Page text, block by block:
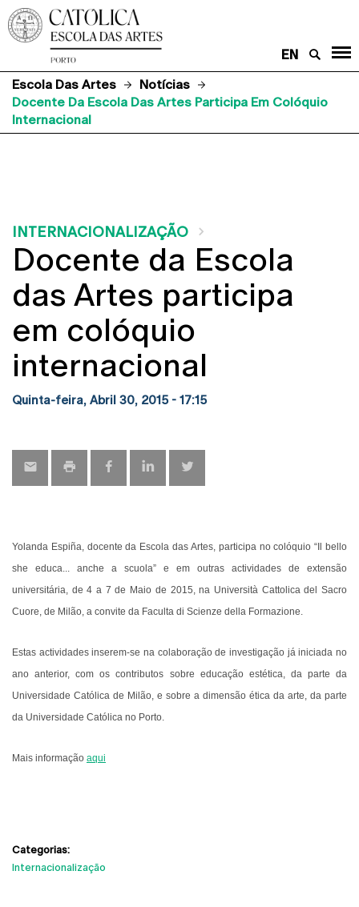
EN
Escola Das Artes
Notícias
Docente Da Escola Das Artes Participa Em Colóquio
Internacional
INTERNACIONALIZAÇÃO
Docente da Escola
das Artes participa
em colóquio
internacional
Quinta-feira, Abril 30, 2015 - 17:15
Yolanda Espiña, docente da Escola das Artes, participa no colóquio“Il bello
she educa... anche a scuola” e em outras actividades de extensão
universitária, de 4 a 7 de Maio de 2015, na Università Cattolica del Sacro
Cuore, de Milão, a convite da Faculta di Scienze della Formazione.
Estas actividades inserem-se na colaboração de investigação já iniciada no
ano anterior, com os contributos sobre educação estética, da parte da
Universidade Católica de Milão, e sobre a dimensão ética da arte, da parte
da Universidade Católica no Porto.
Mais informação aqui
Categorias:
Internacionalização